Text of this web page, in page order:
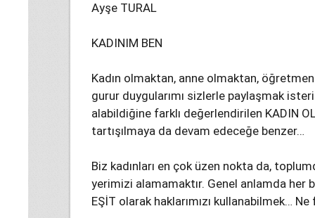
Ayşe TURAL
KADINIM BEN
Kadın olmaktan, anne olmaktan,
gurur duygularımı sizlerle paylaşmak
alabildiğine farklı değerlendirilen KADIN
tartışılmaya da devam edeceğe benzer…
Biz kadınları en çok üzen nokta da,
yerimizi alamamaktır. Genel anlamda her
EŞİT olarak haklarımızı kullanabilmek…